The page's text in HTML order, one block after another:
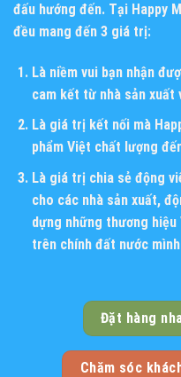
đấu hướng đến. Tại Happy
đều mang đến 3 giá trị:
Là niềm vui bạn nhận
cam kết từ nhà sản xuất
Là giá trị kết nối mà
phẩm Việt chất lượng
Là giá trị chia sẻ động
cho các nhà sản xuất,
dựng những thương
trên chính đất nước
Đặt hàng
Chăm sóc